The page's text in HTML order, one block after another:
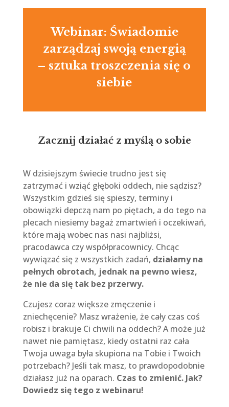
Webinar: Świadomie
zarządzaj swoją energią
– sztuka troszczenia się o
siebie
Zacznij działać z myślą o sobie
W dzisiejszym świecie trudno jest się
zatrzymać i wziąć głęboki oddech, nie sądzisz?
Wszystkim gdzieś się spieszy, terminy i
obowiązki depczą nam po piętach, a do tego na
plecach niesiemy bagaż zmartwień i oczekiwań,
które mają wobec nas nasi najbliżsi,
pracodawca czy współpracownicy. Chcąc
wywiązać się z wszystkich zadań, działamy na
pełnych obrotach, jednak na pewno wiesz,
że nie da się tak bez przerwy.
Czujesz coraz większe zmęczenie i
zniechęcenie? Masz wrażenie, że cały czas coś
robisz i brakuje Ci chwili na oddech? A może już
nawet nie pamiętasz, kiedy ostatni raz cała
Twoja uwaga była skupiona na Tobie i Twoich
potrzebach? Jeśli tak masz, to prawdopodobnie
działasz już na oparach. Czas to zmienić. Jak?
Dowiedz się tego z webinaru!